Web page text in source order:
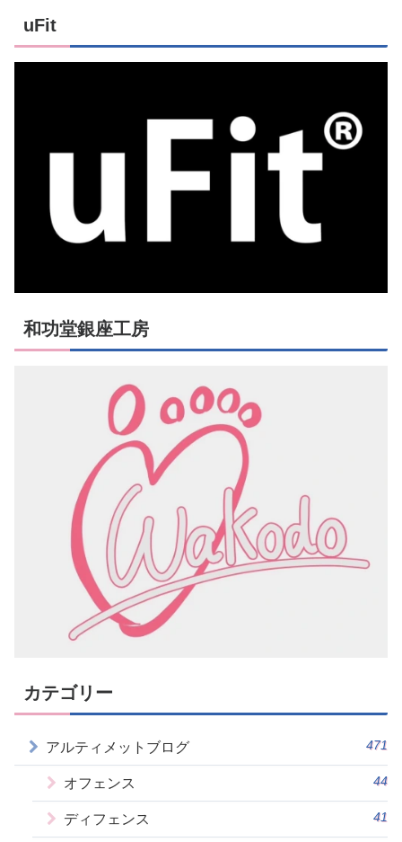
uFit
和功堂銀座工房
カテゴリー
アルティメットブログ 471
オフェンス 44
ディフェンス 41